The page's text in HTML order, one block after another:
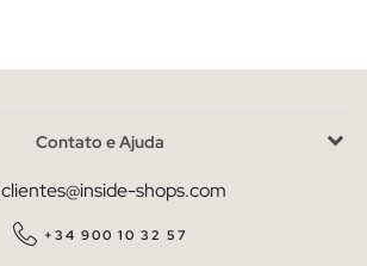
Contato e Ajuda
clientes@inside-shops.com
+34 900 10 32 57